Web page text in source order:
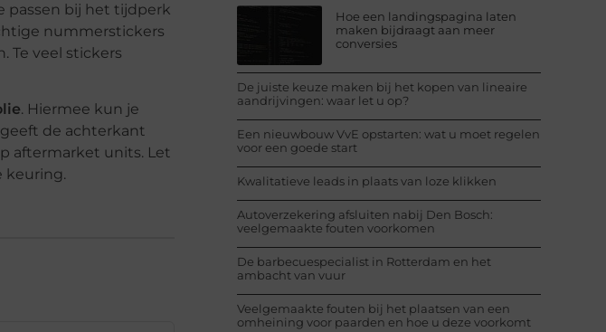
passen bij het tijdperk
nummerstickers
Te veel stickers
. Hiermee kun je
de achterkant
aftermarket units. Let
keuring.
Hoe een landingspagina laten
maken bijdraagt aan meer
conversies
De juiste keuze maken bij het kopen van lineaire
aandrijvingen: waar let u op?
Een nieuwbouw VvE opstarten: wat u moet regelen
voor een goede start
Kwalitatieve leads in plaats van loze klikken
Autoverzekering afsluiten nabij Den Bosch:
veelgemaakte fouten voorkomen
De barbecuespecialist in Rotterdam en het
ambacht van vuur
Veelgemaakte fouten bij het plaatsen van een
omheining voor paarden en hoe u deze voorkomt